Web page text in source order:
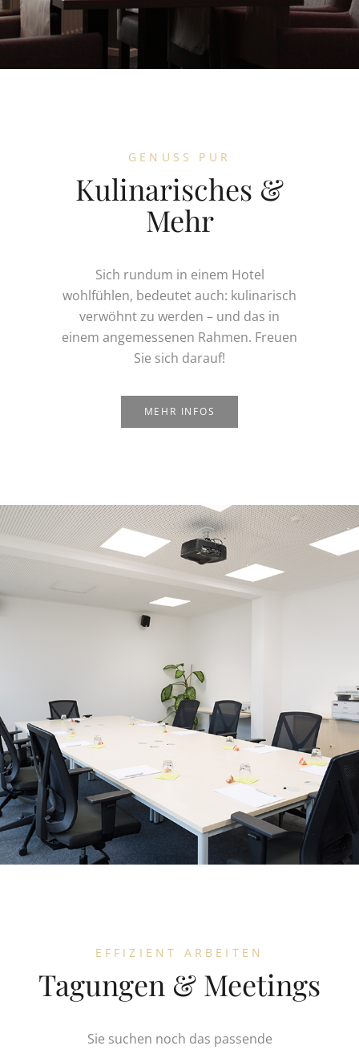
GENUSS PUR
Kulinarisches &
Mehr
Sich rundum in einem Hotel
wohlfühlen, bedeutet auch: kulinarisch
verwöhnt zu werden – und das in
einem angemessenen Rahmen. Freuen
Sie sich darauf!
MEHR INFOS
EFFIZIENT ARBEITEN
Tagungen & Meetings
Sie suchen noch das passende